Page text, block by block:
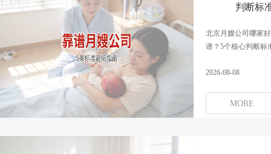
判断标
北京月嫂公司哪家
谱？5个核心判断标
2026-08-08
MORE